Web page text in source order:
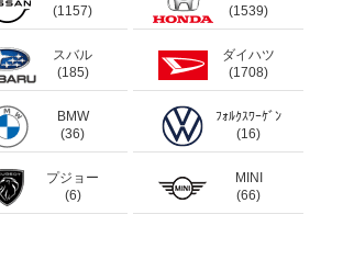
(1157)
(1539)
スバル
(185)
ダイハツ
(1708)
BMW
(36)
ﾌｫﾙｸｽﾜｰｹﾞﾝ
(16)
プジョー
(6)
MINI
(66)